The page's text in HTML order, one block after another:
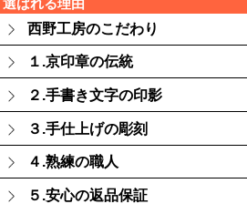
西野工房のこだわり
１.京印章の伝統
２.手書き文字の印影
３.手仕上げの彫刻
４.熟練の職人
５.安心の返品保証